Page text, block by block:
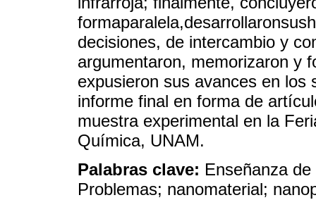
decisiones, de intercambio y
argumentaron, memorizaron y
expusieron sus avances en los
informe final en forma de
muestra experimental en la
Química, UNAM.
Palabras clave: Enseñanza
Problemas; nanomaterial;